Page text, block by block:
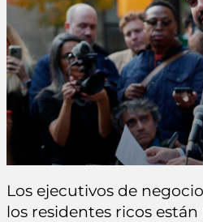
Los ejecutivos de
los residentes ricos